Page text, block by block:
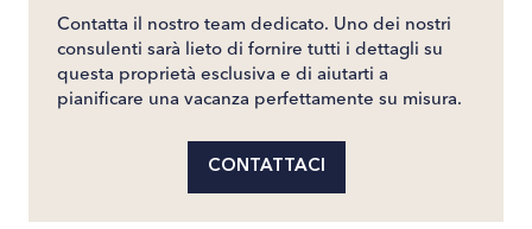
Contatta il nostro team dedicato. Uno dei nostri
consulenti sarà lieto di fornire tutti i dettagli su
questa proprietà esclusiva e di aiutarti a
pianificare una vacanza perfettamente su misura.
CONTATTACI